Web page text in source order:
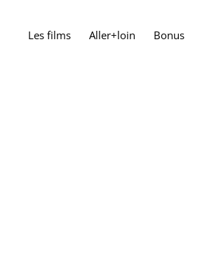
Les films Aller+loin Bonus